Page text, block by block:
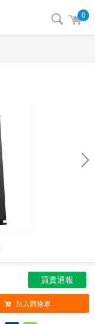
0
買貴通報
加入購物車